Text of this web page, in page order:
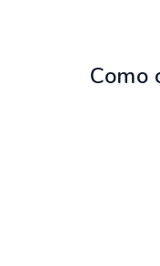
Como